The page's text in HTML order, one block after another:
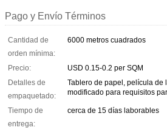
Pago y Envío Términos
Cantidad de
orden mínima:
6000 metros cuadrados
Precio:
USD 0.15-0.2 per SQM
Detalles de
empaquetado:
Tablero de papel, película de
modificado para requisitos
Tiempo de
entrega:
cerca de 15 días laborables